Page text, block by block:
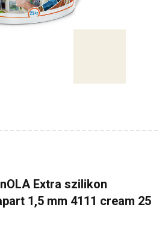
Extra szilikon
1,5 mm 4111 cream 25